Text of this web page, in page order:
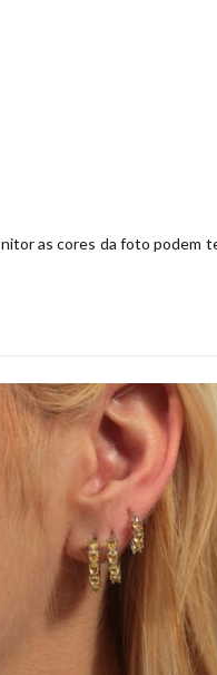
as cores da foto podem